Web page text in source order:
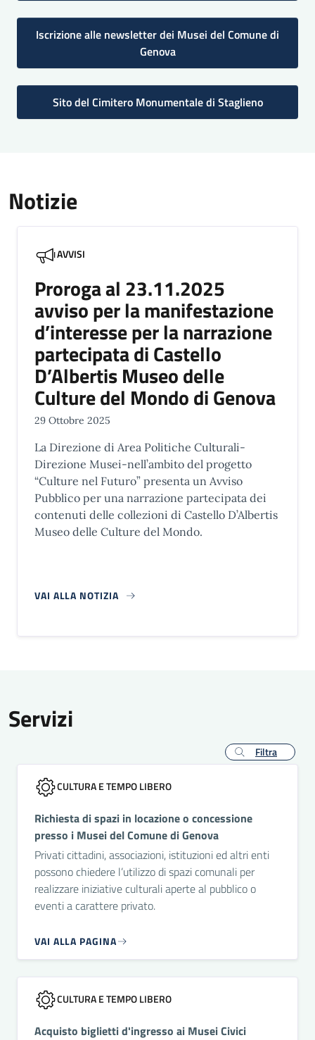
Iscrizione alle newsletter dei Musei del Comune di
Genova
Sito del Cimitero Monumentale di Staglieno
Notizie
AVVISI
Proroga al 23.11.2025
avviso per la manifestazione
d’interesse per la narrazione
partecipata di Castello
D’Albertis Museo delle
Culture del Mondo di Genova
29 Ottobre 2025
La Direzione di Area Politiche Culturali-
Direzione Musei-nell’ambito del progetto
“Culture nel Futuro” presenta un Avviso
Pubblico per una narrazione partecipata dei
contenuti delle collezioni di Castello D’Albertis
Museo delle Culture del Mondo.
VAI ALLA NOTIZIA
Servizi
Filtra
CULTURA E TEMPO LIBERO
Richiesta di spazi in locazione o concessione
presso i Musei del Comune di Genova
Privati cittadini, associazioni, istituzioni ed altri enti
possono chiedere l’utilizzo di spazi comunali per
realizzare iniziative culturali aperte al pubblico o
eventi a carattere privato.
VAI ALLA PAGINA
CULTURA E TEMPO LIBERO
Acquisto biglietti d'ingresso ai Musei Civici